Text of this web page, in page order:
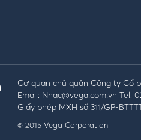
Cơ quan chủ quản Công ty Cổ
Email: Nhac@vega.com.vn Tel:
Giấy phép MXH số 311/GP-
© 2015 Vega Corporation